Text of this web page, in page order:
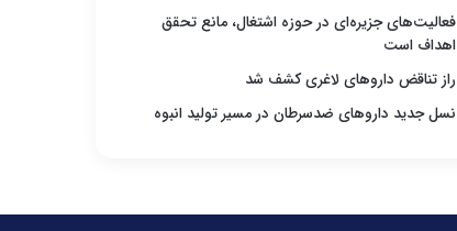
فعالیت‌های جزیره‌ای در حوزه اشتغال، مانع تحقق
اهداف است
راز تناقض داروهای لاغری کشف شد
نسل جدید داروهای ضدسرطان در مسیر تولید انبوه